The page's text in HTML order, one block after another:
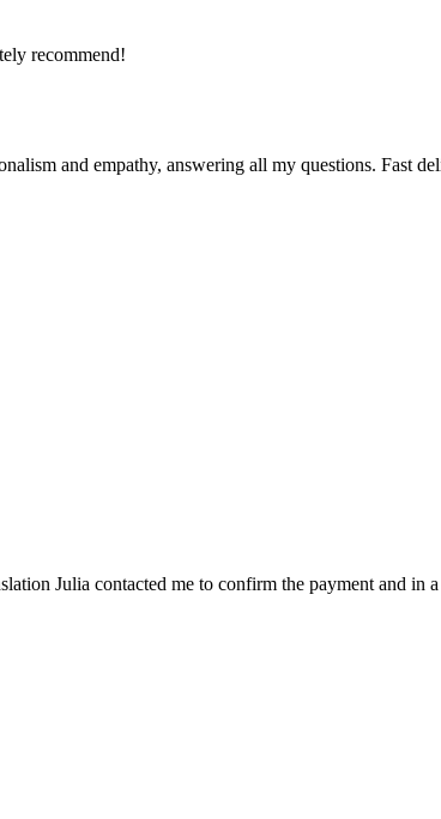
recommend!
and empathy, answering all my questions. Fast
Julia contacted me to confirm the payment and in